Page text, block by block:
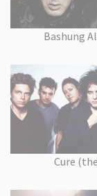
Bashung
Cure